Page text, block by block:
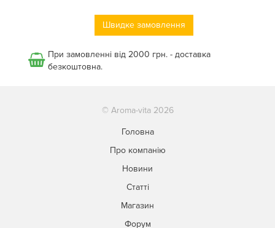
Швидке замовлення
При замовленні від 2000 грн. - доставка
безкоштовна.
© Aroma-vita 2026
Головна
Про компанію
Новини
Статті
Магазин
Форум